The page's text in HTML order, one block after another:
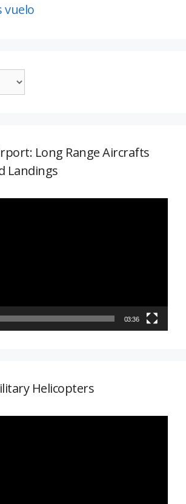
vuelo
Long Range Aircrafts
Landings
03:36
Helicopters